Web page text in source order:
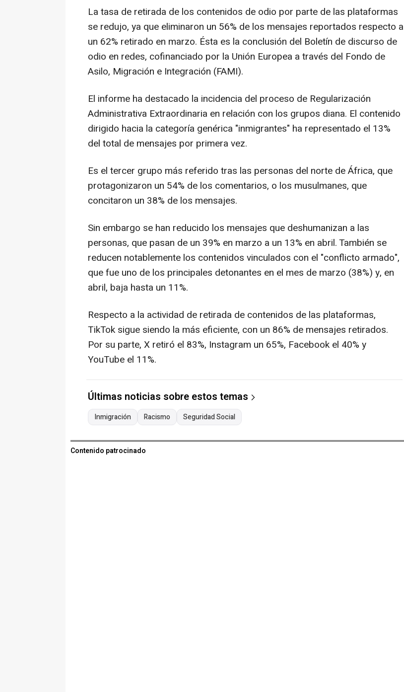
La tasa de retirada de los contenidos de odio por parte de las plataformas
se redujo, ya que eliminaron un 56% de los mensajes reportados respecto a
un 62% retirado en marzo. Ésta es la conclusión del Boletín de discurso de
odio en redes, cofinanciado por la Unión Europea a través del Fondo de
Asilo, Migración e Integración (FAMI).
El informe ha destacado la incidencia del proceso de Regularización
Administrativa Extraordinaria en relación con los grupos diana. El contenido
dirigido hacia la categoría genérica "inmigrantes" ha representado el 13%
del total de mensajes por primera vez.
Es el tercer grupo más referido tras las personas del norte de África, que
protagonizaron un 54% de los comentarios, o los musulmanes, que
concitaron un 38% de los mensajes.
Sin embargo se han reducido los mensajes que deshumanizan a las
personas, que pasan de un 39% en marzo a un 13% en abril. También se
reducen notablemente los contenidos vinculados con el "conflicto armado",
que fue uno de los principales detonantes en el mes de marzo (38%) y, en
abril, baja hasta un 11%.
Respecto a la actividad de retirada de contenidos de las plataformas,
TikTok sigue siendo la más eficiente, con un 86% de mensajes retirados.
Por su parte, X retiró el 83%, Instagram un 65%, Facebook el 40% y
YouTube el 11%.
Últimas noticias sobre estos temas
Inmigración Racismo Seguridad Social
Contenido patrocinado